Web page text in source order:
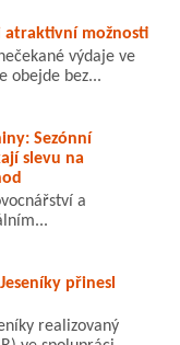
atraktivní možnosti
výdaje ve
obejde bez...
Sezónní
slevu na
a
přinesl
realizovaný